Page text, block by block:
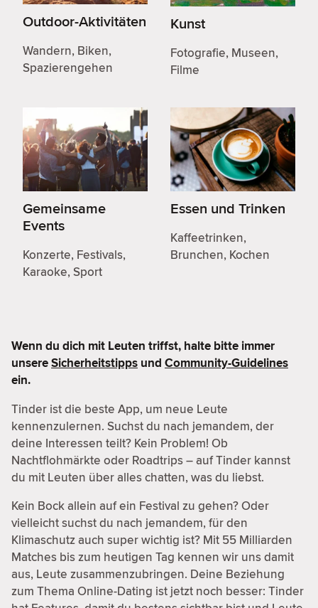
Outdoor-Aktivitäten
Wandern, Biken,
Spazierengehen
Kunst
Fotografie, Museen,
Filme
Gemeinsame
Events
Konzerte, Festivals,
Karaoke, Sport
Essen und Trinken
Kaffeetrinken,
Brunchen, Kochen
Wenn du dich mit Leuten triffst, halte bitte immer
unsereSicherheitstipps und Community-Guidelines
ein.
Tinder ist die beste App, um neue Leute
kennenzulernen. Suchst du nach jemandem, der
deine Interessen teilt? Kein Problem! Ob
Nachtflohmärkte oder Roadtrips – auf Tinder kannst
du mit Leuten über alles chatten, was du liebst.
Kein Bock allein auf ein Festival zu gehen? Oder
vielleicht suchst du nach jemandem, für den
Klimaschutz auch super wichtig ist? Mit 55 Milliarden
Matches bis zum heutigen Tag kennen wir uns damit
aus, Leute zusammenzubringen. Deine Beziehung
zum Thema Online-Dating ist jetzt noch besser: Tinder